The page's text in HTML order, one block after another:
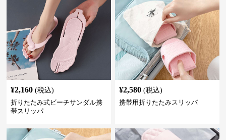
¥2,160 (税込)
折りたたみ式ビーチサンダル携
帯スリッパ
¥2,580 (税込)
携帯用折りたたみスリッパ